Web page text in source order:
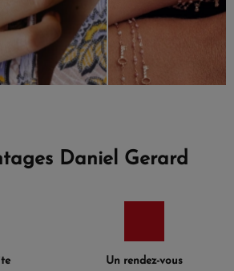
Daniel Gerard
Un rendez-vous